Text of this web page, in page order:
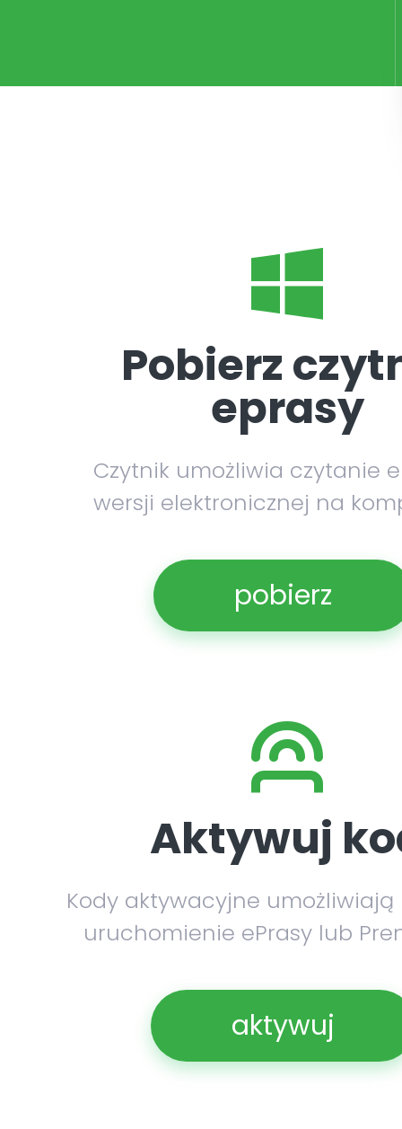
Pobierz
eprasy
Czytnik umożliwia czytanie
wersji elektronicznej na
pobierz
Aktywuj
Kody aktywacyjne umożliwiają
uruchomienie ePrasy lub
aktywuj